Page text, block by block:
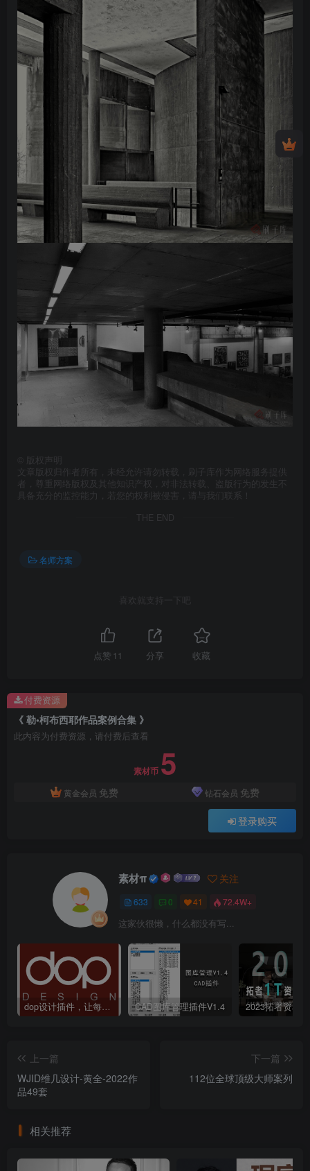
版权声明
文章版权归作者所有，未经允许请勿转载，刷子库作为网络服务提供
者，尊重网络版权及其他知识产权，对非法转载、盗版行为的发生不
具备充分的监控能力，若您的权利被侵害，请与我们联系！
THE END
名师方案
喜欢就支持一下吧
点赞 11 分享 收藏
《 勒•柯布西耶作品案例合集 》
此内容为付费资源，请付费后查看
素材币 5
黄金会员 免费 钻石会员 免费
登录购买
付费资源
素材π 关注
633 0 41 72.4W+
这家伙很懒，什么都没有写...
dop设计插件，让每个设计师都能享受到CAD制图的乐趣 CAD图库管理插件V1.4
上一篇
WJID维几设计-黄全-2022作
品49套
下一篇
112位全球顶级大师案列
相关推荐